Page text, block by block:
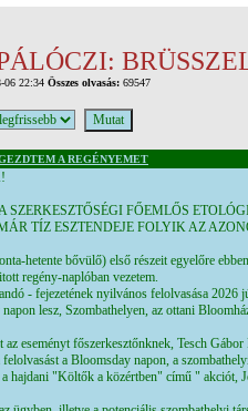
06 22:34 Összes olvasás: 69547
A REGÉNYEMET
SZERKESZTŐSÉGI FŐEMLŐS
TÍZ ESZTENDEJE FOLYIK AZ
hetente bővülő) első részeit egyelőre
regény-naplóban vezetem.
- fejezetének nyilvános felolvasása 2026
lesz, Szombathelyen, az ottani
az eseményt főszerkesztőnknek, Tesch
a Bloomsday napon, a
hajdani "Költők a közértben" című " akciót,